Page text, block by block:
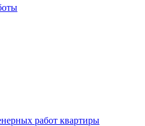
работ квартиры